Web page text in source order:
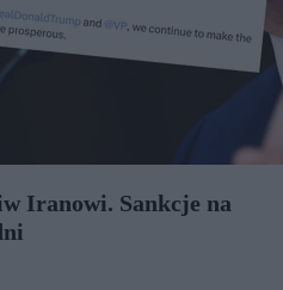
Iranowi. Sankcje na